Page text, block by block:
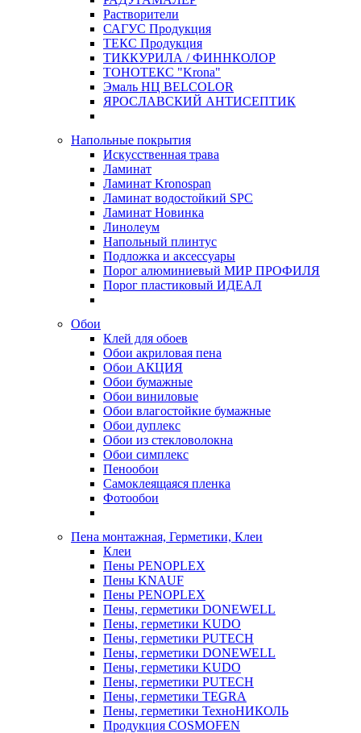
Растворители
САГУС Продукция
ТЕКС Продукция
ТИККУРИЛА / ФИННКОЛОР
ТОНОТЕКС "Krona"
Эмаль НЦ BELCOLOR
ЯРОСЛАВСКИЙ АНТИСЕПТИК
Напольные покрытия
Искусственная трава
Ламинат
Ламинат Kronospan
Ламинат водостойкий SPC
Ламинат Новинка
Линолеум
Напольный плинтус
Подложка и аксессуары
Порог алюминиевый МИР ПРОФИЛЯ
Порог пластиковый ИДЕАЛ
Обои
Клей для обоев
Обои акриловая пена
Обои АКЦИЯ
Обои бумажные
Обои виниловые
Обои влагостойкие бумажные
Обои дуплекс
Обои из стекловолокна
Обои симплекс
Пенообои
Самоклеящаяся пленка
Фотообои
Пена монтажная, Герметики, Клеи
Клеи
Пены PENOPLEX
Пены KNAUF
Пены PENOPLEX
Пены, герметики DONEWELL
Пены, герметики KUDO
Пены, герметики PUTECH
Пены, герметики DONEWELL
Пены, герметики KUDO
Пены, герметики PUTECH
Пены, герметики TEGRA
Пены, герметики ТехноНИКОЛЬ
Продукция COSMOFEN